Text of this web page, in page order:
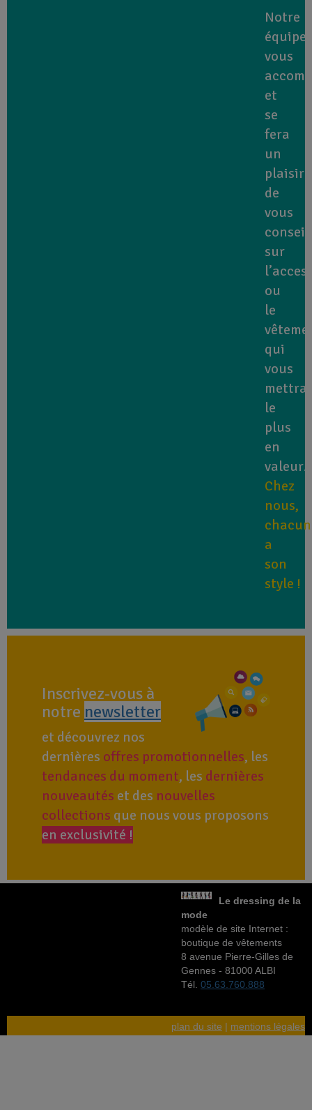
Notre
équipe
vous
et
se
fera
un
plaisir
de
vous
sur
ou
le
qui
vous
mettra
le
plus
en
valeur.
Chez
nous,
chacun
a
son
style !
Inscrivez-vous à
notre newsletter
et découvrez nos
dernières offres promotionnelles, les
tendances du moment, les dernières
nouveautés et des nouvelles
collections que nous vous proposons
en exclusivité !
Le dressing de la
mode
modèle de site Internet :
boutique de vêtements
8 avenue Pierre-Gilles de
Gennes - 81000 ALBI
Tél. 05.63.760.888
plan du site | mentions légales